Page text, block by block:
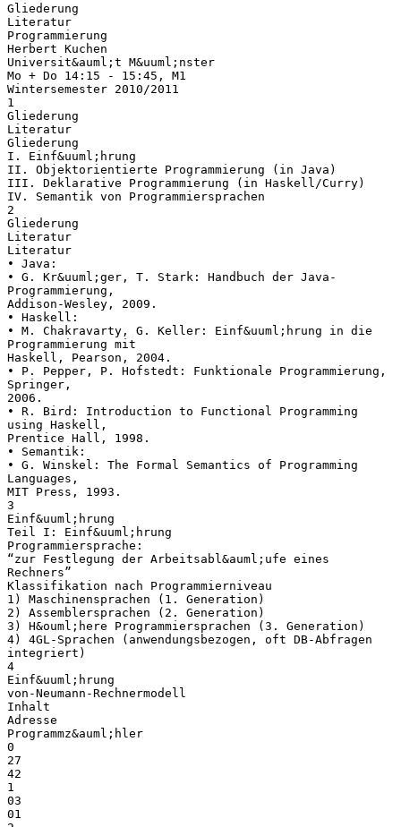
Gliederung
Literatur
Programmierung
Herbert Kuchen
Universit&auml;t M&uuml;nster
Mo + Do 14:15 - 15:45, M1
Wintersemester 2010/2011
1
Gliederung
Literatur
Gliederung
I. Einf&uuml;hrung
II. Objektorientierte Programmierung (in Java)
III. Deklarative Programmierung (in Haskell/Curry)
IV. Semantik von Programmiersprachen
2
Gliederung
Literatur
Literatur
• Java:
• G. Kr&uuml;ger, T. Stark: Handbuch der Java-
Programmierung,
Addison-Wesley, 2009.
• Haskell:
• M. Chakravarty, G. Keller: Einf&uuml;hrung in die
Programmierung mit
Haskell, Pearson, 2004.
• P. Pepper, P. Hofstedt: Funktionale Programmierung,
Springer,
2006.
• R. Bird: Introduction to Functional Programming
using Haskell,
Prentice Hall, 1998.
• Semantik:
• G. Winskel: The Formal Semantics of Programming
Languages,
MIT Press, 1993.
3
Einf&uuml;hrung
Teil I: Einf&uuml;hrung
Programmiersprache:
“zur Festlegung der Arbeitsabl&auml;ufe eines
Rechners”
Klassifikation nach Programmierniveau
1) Maschinensprachen (1. Generation)
2) Assemblersprachen (2. Generation)
3) H&ouml;here Programmiersprachen (3. Generation)
4) 4GL-Sprachen (anwendungsbezogen, oft DB-Abfragen
integriert)
4
Einf&uuml;hrung
von-Neumann-Rechnermodell
Inhalt
Adresse
Programmz&auml;hler
0
27
42
1
03
01